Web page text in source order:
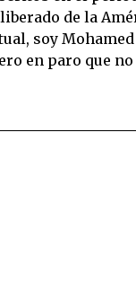
de la
soy
en paro que